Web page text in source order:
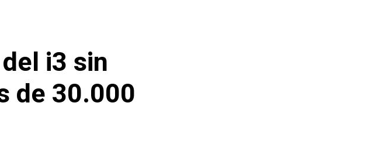
i3 sin
de 30.000